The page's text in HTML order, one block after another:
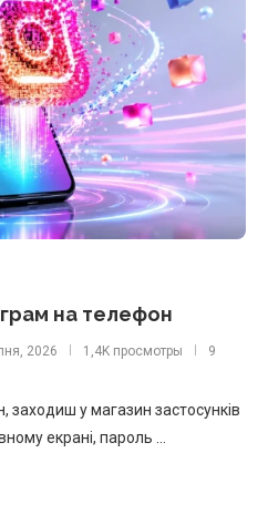
на телефон
2026 1,4K просмотры
9
у магазин застосунків
екрані, пароль …